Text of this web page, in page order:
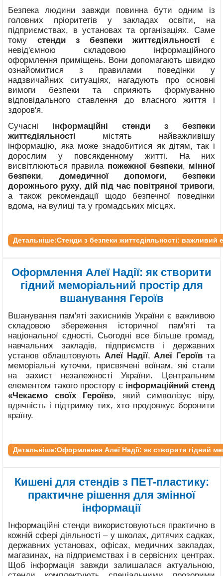
Безпека людини завжди повинна бути одним із
головних пріоритетів у закладах освіти, на
підприємствах, в установах та організаціях. Саме
тому стенди з безпеки життєдіяльності є
невід'ємною складовою інформаційного
оформлення приміщень. Вони допомагають швидко
ознайомитися з правилами поведінки у
надзвичайних ситуаціях, нагадують про основні
вимоги безпеки та сприяють формуванню
відповідального ставлення до власного життя і
здоров'я.
Сучасні інформаційні стенди з безпеки
життєдіяльності містять найважливішу
інформацію, яка може знадобитися як дітям, так і
дорослим у повсякденному житті. На них
висвітлюються правила пожежної безпеки, мінної
безпеки, домедичної допомоги, безпеки
дорожнього руху,дій під час повітряної тривоги,
а також рекомендації щодо безпечної поведінки
вдома, на вулиці та у громадських місцях.
Детальніше:Стенди з безпеки життєдіяльності:
Оформлення Алеї Надії: як створити
гідний меморіальний простір для
вшанування Героїв
Вшанування пам'яті захисників України є важливою
складовою збереження історичної пам'яті та
національної єдності. Сьогодні все більше громад,
навчальних закладів, підприємств і державних
установ облаштовують Алеї Надії,Алеї Героївта
меморіальні куточки, присвячені воїнам, які стали
на захист незалежності України. Центральним
елементом такого простору є інформаційний стенд
«Чекаємо своїх Героїв», який символізує віру,
вдячність і підтримку тих, хто продовжує боронити
країну.
Детальніше:Оформлення Алеї Надії: як створити гідний
Кишені для стендів з ПЕТ-пластику:
практичне рішення для змінної
інформації
Інформаційні стенди використовуються практично в
кожній сфері діяльності – у школах, дитячих садках,
державних установах, офісах, медичних закладах,
магазинах, на підприємствах і в сервісних центрах.
Щоб інформація завжди залишалася актуальною,